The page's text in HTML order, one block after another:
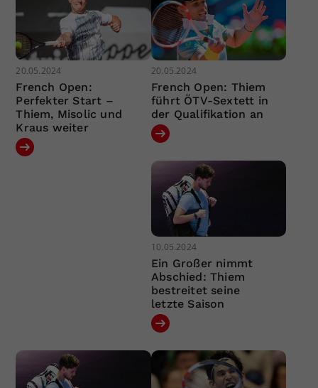
20.05.2024
French Open:
Perfekter Start –
Thiem, Misolic und
Kraus weiter
20.05.2024
French Open: Thiem
führt ÖTV-Sextett in
der Qualifikation an
10.05.2024
Ein Großer nimmt
Abschied: Thiem
bestreitet seine
letzte Saison